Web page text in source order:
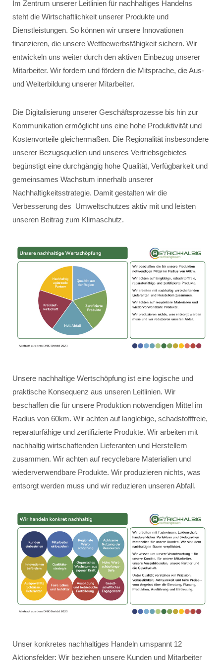
Im Zentrum unserer Leitlinien für nachhaltiges Handelns
steht die Wirtschaftlichkeit unserer Produkte und
Dienstleistungen. So können wir unsere Innovationen
finanzieren, die unsere Wettbewerbsfähigkeit sichern. Wir
entwickeln uns weiter durch den aktiven Einbezug unserer
Mitarbeiter. Wir fordern und fördern die Mitsprache, die Aus-
und Weiterbildung unserer Mitarbeiter.
Die Digitalisierung unserer Geschäftsprozesse bis hin zur
Kommunikation ermöglicht uns eine hohe Produktivität und
Kostenvorteile gleichermaßen. Die Regionalität insbesondere
unserer Bezugsquellen und unseres Vertriebsgebietes
begünstigt eine durchgängig hohe Qualität, Verfügbarkeit und
gemeinsames Wachstum innerhalb unserer
Nachhaltigkeitsstrategie. Damit gestalten wir die
Verbesserung des Umweltschutzes aktiv mit und leisten
unseren Beitrag zum Klimaschutz.
Unsere nachhaltige Wertschöpfung ist eine logische und
praktische Konsequenz aus unseren Leitlinien. Wir
beschaffen die für unsere Produktion notwendigen Mittel im
Radius von 60km. Wir achten auf langlebige, schadstofffreie,
reparaturfähige und zertifizierte Produkte. Wir arbeiten mit
nachhaltig wirtschaftenden Lieferanten und Herstellern
zusammen. Wir achten auf recyclebare Materialien und
wiederverwendbare Produkte. Wir produzieren nichts, was
entsorgt werden muss und wir reduzieren unseren Abfall.
Unser konkretes nachhaltiges Handeln umspannt 12
Aktionsfelder: Wir beziehen unsere Kunden und Mitarbeiter